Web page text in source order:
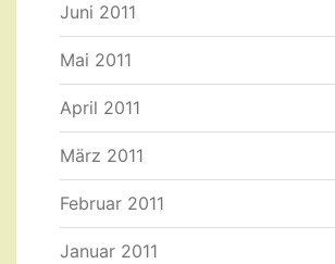
Juni 2011
Mai 2011
April 2011
März 2011
Februar 2011
Januar 2011